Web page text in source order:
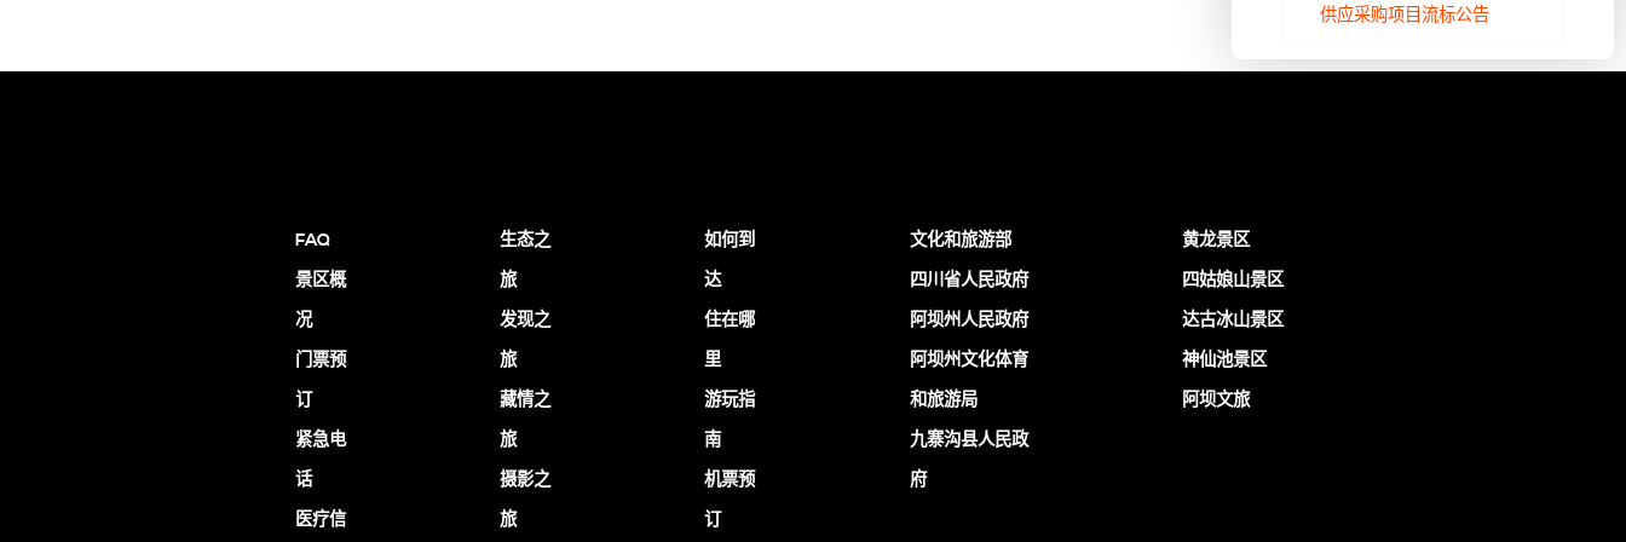
供应采购项目流标公告
FAQ
景区概
况
门票预
订
紧急电
话
医疗信
生态之
旅
发现之
旅
藏情之
旅
摄影之
旅
如何到
达
住在哪
里
游玩指
南
机票预
订
文化和旅游部
四川省人民政府
阿坝州人民政府
阿坝州文化体育
和旅游局
九寨沟县人民政
府
黄龙景区
四姑娘山景区
达古冰山景区
神仙池景区
阿坝文旅